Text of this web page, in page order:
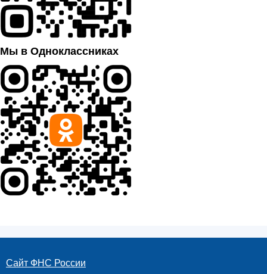
Мы в Одноклассниках
Сайт ФНС России